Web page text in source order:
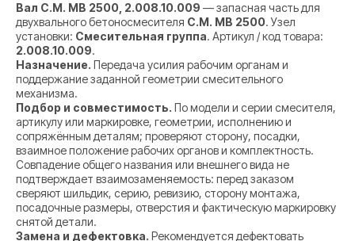
Вал C.M. MB 2500, 2.008.10.009 — запасная часть для
двухвального бетоносмесителя C.M. MB 2500. Узел
установки: Смесительная группа. Артикул / код товара:
2.008.10.009.
Назначение. Передача усилия рабочим органам и
поддержание заданной геометрии смесительного
механизма.
Подбор и совместимость. По модели и серии смесителя,
артикулу или маркировке, геометрии, исполнению и
сопряжённым деталям; проверяют сторону, посадки,
взаимное положение рабочих органов и комплектность.
Совпадение общего названия или внешнего вида не
подтверждает взаимозаменяемость: перед заказом
сверяют шильдик, серию, ревизию, сторону монтажа,
посадочные размеры, отверстия и фактическую маркировку
снятой детали.
Замена и дефектовка. Рекомендуется дефектовать